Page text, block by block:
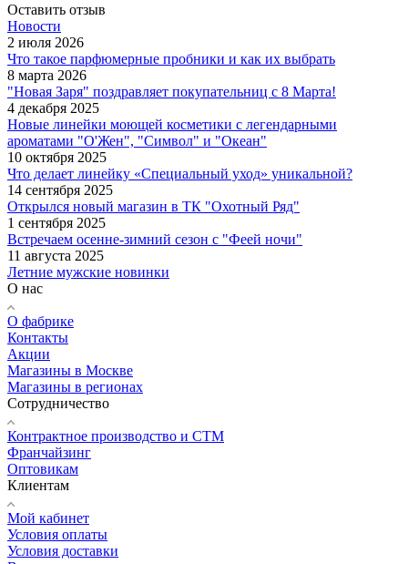
Оставить отзыв
Новости
2 июля 2026
Что такое парфюмерные пробники и как их выбрать
8 марта 2026
"Новая Заря" поздравляет покупательниц с 8 Марта!
4 декабря 2025
Новые линейки моющей косметики с легендарными
ароматами "О'Жен", "Символ" и "Океан"
10 октября 2025
Что делает линейку «Специальный уход» уникальной?
14 сентября 2025
Открылся новый магазин в ТК "Охотный Ряд"
1 сентября 2025
Встречаем осенне-зимний сезон с "Феей ночи"
11 августа 2025
Летние мужские новинки
О нас
О фабрике
Контакты
Акции
Магазины в Москве
Магазины в регионах
Сотрудничество
Контрактное производство и СТМ
Франчайзинг
Оптовикам
Клиентам
Мой кабинет
Условия оплаты
Условия доставки